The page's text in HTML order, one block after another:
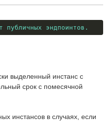
публичных эндпоинтов.
выделенный инстанс с
срок с помесячной
инстансов в случаях, если